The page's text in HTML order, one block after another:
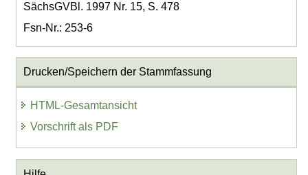
SächsGVBl. 1997 Nr. 15, S. 478
Fsn-Nr.: 253-6
Drucken/Speichern der Stammfassung
HTML-Gesamtansicht
Vorschrift als PDF